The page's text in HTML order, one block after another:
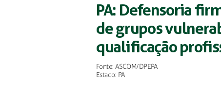
PA: Defensoria
de grupos
qualificação
Fonte: ASCOM/DPEPA
Estado: PA